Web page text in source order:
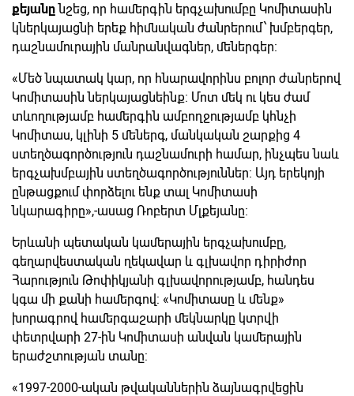
քեյանընշեց, որ համերգին երգչախումբը Կոմիտասին
կներկայացնի երեք հիմնական ժանրերում՝ խմբերգեր,
դաշնամուրային մանրանվագներ, մեներգեր:
«Մեծ նպատակ կար, որ հնարավորինս բոլոր ժանրերով
Կոմիտասին ներկայացնեինք: Մոտ մեկ ու կես ժամ
տևողությամբ համերգին ամբողջությամբ կհնչի
Կոմիտաս, կլինի 5 մեներգ, մանկական շարքից 4
ստեղծագործություն դաշնամուրի համար, ինչպես նաև
երգչախմբային ստեղծագործություններ: Այդ երեկոյի
ընթացքում փորձելու ենք տալ Կոմիտասի
նկարագիրը»,-ասաց Ռոբերտ Մլքեյանը:
Երևանի պետական կամերային երգչախումբը,
գեղարվեստական ղեկավար և գլխավոր դիրիժոր
Հարություն Թոփիկյանի գլխավորությամբ, հանդես
կգա մի քանի համերգով: «Կոմիտասը և մենք»
խորագրով համերգաշարի մեկնարկը կտրվի
փետրվարի 27-ին Կոմիտասի անվան կամերային
երաժշտության տանը:
«1997-2000-ական թվականներին ձայնագրվեցին